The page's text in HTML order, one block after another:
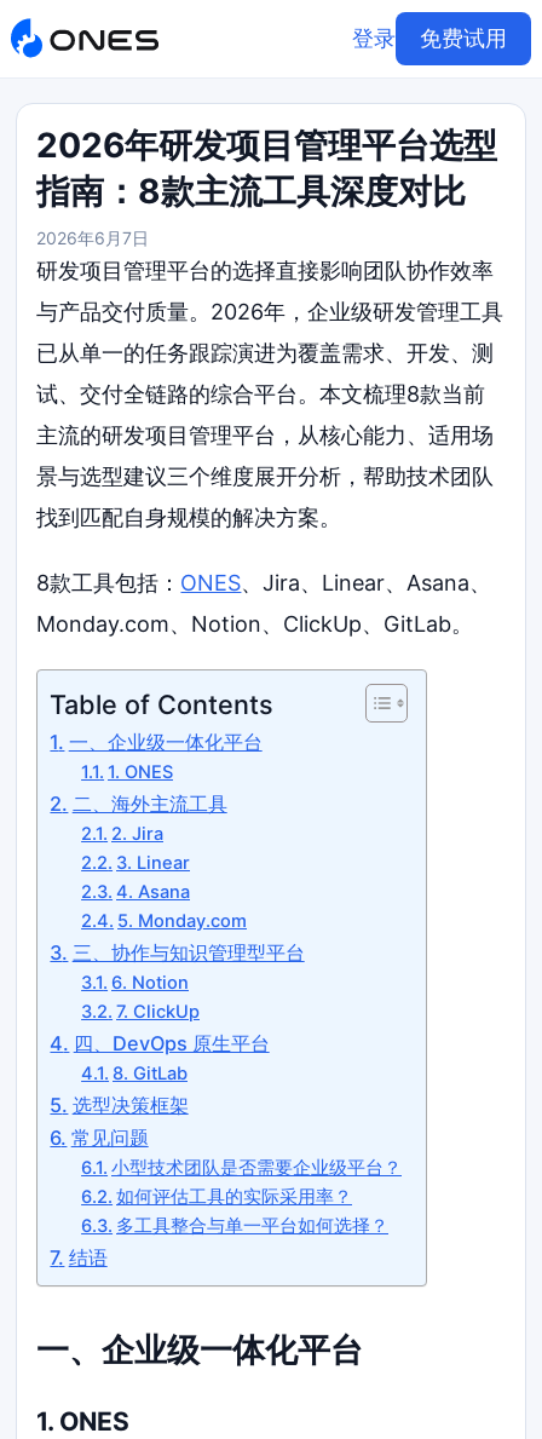
登录 免费试用
2026年研发项目管理平台选型
指南：8款主流工具深度对比
2026年6月7日
研发项目管理平台的选择直接影响团队协作效率
与产品交付质量。2026年，企业级研发管理工具
已从单一的任务跟踪演进为覆盖需求、开发、测
试、交付全链路的综合平台。本文梳理8款当前
主流的研发项目管理平台，从核心能力、适用场
景与选型建议三个维度展开分析，帮助技术团队
找到匹配自身规模的解决方案。
8款工具包括： ONES、Jira、Linear、Asana、
Monday.com、Notion、ClickUp、GitLab。
Table of Contents
一、企业级一体化平台
1. ONES
二、海外主流工具
2. Jira
3. Linear
4. Asana
5. Monday.com
三、协作与知识管理型平台
6. Notion
7. ClickUp
四、DevOps 原生平台
8. GitLab
选型决策框架
常见问题
小型技术团队是否需要企业级平台？
如何评估工具的实际采用率？
多工具整合与单一平台如何选择？
结语
一、企业级一体化平台
1. ONES